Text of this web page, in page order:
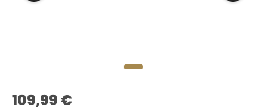
Обычная цена:
109,99 €